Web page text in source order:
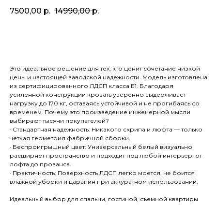
7500,00 р. 14990,00 р.
Это идеальное решение для тех, кто ценит сочетание низкой
цены и настоящей заводской надежности. Модель изготовлена
из сертифицированного ЛДСП класса Е1. Благодаря
усиленной конструкции кровать уверенно выдерживает
нагрузку до 170 кг, оставаясь устойчивой и не прогибаясь со
временем. Почему это произведение инженерной мысли
выбирают тысячи покупателей?
· Стандартная надежность: Никакого скрипа и люфта — только
четкая геометрия фабричной сборки.
· Беспроигрышный цвет: Универсальный белый визуально
расширяет пространство и подходит под любой интерьер: от
лофта до прованса.
· Практичность: Поверхность ЛДСП легко моется, не боится
влажной уборки и царапин при аккуратном использовании.
Идеальный выбор для спальни, гостиной, съемной квартиры